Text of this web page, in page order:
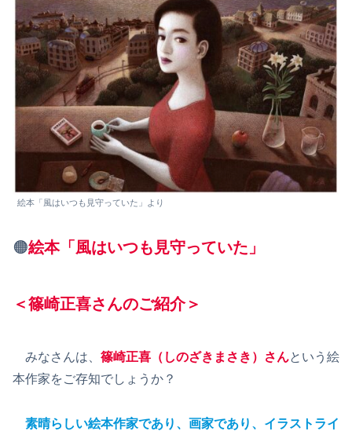
絵本「風はいつも見守っていた」より
🟠絵本「風はいつも見守っていた」
＜篠崎正喜さんのご紹介＞
みなさんは、 篠崎正喜（しのざきまさき）さんという絵
本作家をご存知でしょうか？
素晴らしい絵本作家であり、画家であり、イラストライ